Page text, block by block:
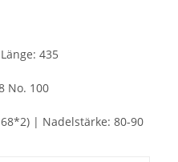
435
No. 100
| Nadelstärke: 80-90